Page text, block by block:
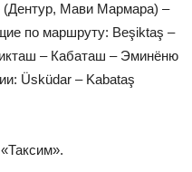
Мави Мармара) –
по маршруту: Beşiktaş –
– Кабаташ – Эминёню
Üsküdar – Kabataş